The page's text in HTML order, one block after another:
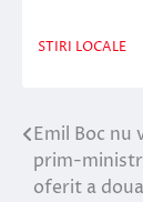
STIRI LOCALE
Navigare
în
Emil Boc nu
prim-
oferit a